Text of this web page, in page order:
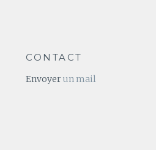
CONTACT
Envoyerun mail